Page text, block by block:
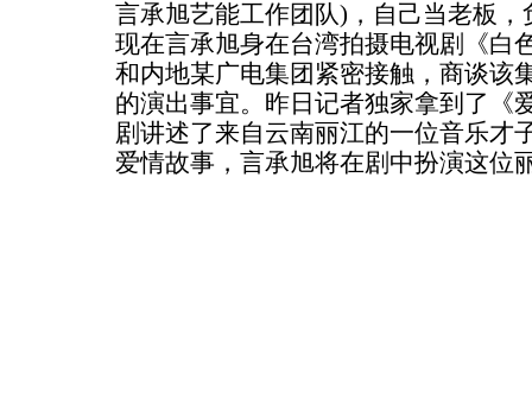
言承旭艺能工作团队)，自己当老板
现在言承旭身在台湾拍摄电视剧《白
和内地某广电集团紧密接触，商谈该
的演出事宜。昨日记者独家拿到了《
剧讲述了来自云南丽江的一位音乐才
爱情故事，言承旭将在剧中扮演这位